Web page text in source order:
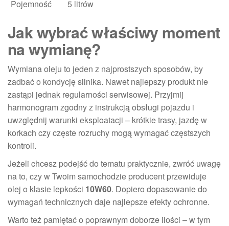
Pojemność 5 litrów
Jak wybrać właściwy moment
na wymianę?
Wymiana oleju to jeden z najprostszych sposobów, by
zadbać o kondycję silnika. Nawet najlepszy produkt nie
zastąpi jednak regularności serwisowej. Przyjmij
harmonogram zgodny z instrukcją obsługi pojazdu i
uwzględnij warunki eksploatacji – krótkie trasy, jazdę w
korkach czy częste rozruchy mogą wymagać częstszych
kontroli.
Jeżeli chcesz podejść do tematu praktycznie, zwróć uwagę
na to, czy w Twoim samochodzie producent przewiduje
olej o klasie lepkości 10W60. Dopiero dopasowanie do
wymagań technicznych daje najlepsze efekty ochronne.
Warto też pamiętać o poprawnym doborze ilości – w tym